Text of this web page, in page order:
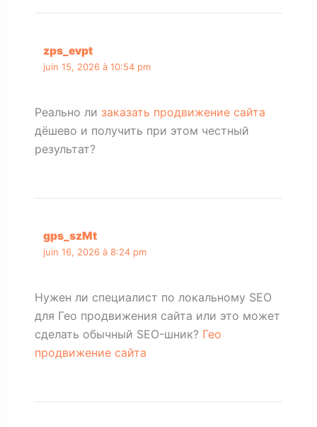
zps_evpt
juin 15, 2026 à 10:54 pm
Реально ли заказать продвижение сайта
дёшево и получить при этом честный
результат?
gps_szMt
juin 16, 2026 à 8:24 pm
Нужен ли специалист по локальному SEO
для Гео продвижения сайта или это может
сделать обычный SEO-шник? Гео
продвижение сайта